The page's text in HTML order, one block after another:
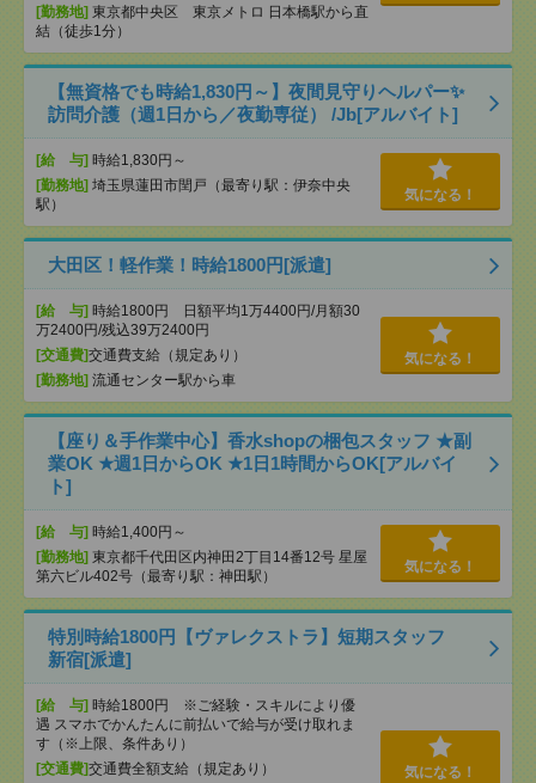
[勤務地] 東京都中央区 東京メトロ 日本橋駅から直
結（徒歩1分）
【無資格でも時給1,830円～】夜間見守りヘルパー✨
訪問介護（週1日から／夜勤専従） /Jb[アルバイト]
[給 与] 時給1,830円～
[勤務地] 埼玉県蓮田市閏戸（最寄り駅：伊奈中央
駅）
気になる！
大田区！軽作業！時給1800円[派遣]
[給 与] 時給1800円 日額平均1万4400円/月額30
万2400円/残込39万2400円
[交通費]交通費支給（規定あり）
[勤務地] 流通センター駅から車
気になる！
【座り＆手作業中心】香水shopの梱包スタッフ ★副
業OK ★週1日からOK ★1日1時間からOK[アルバイ
ト]
[給 与] 時給1,400円～
[勤務地] 東京都千代田区内神田2丁目14番12号 星屋
第六ビル402号（最寄り駅：神田駅）
気になる！
特別時給1800円【ヴァレクストラ】短期スタッフ
新宿[派遣]
[給 与] 時給1800円 ※ご経験・スキルにより優
遇 スマホでかんたんに前払いで給与が受け取れま
す（※上限、条件あり）
[交通費]交通費全額支給（規定あり）
気になる！